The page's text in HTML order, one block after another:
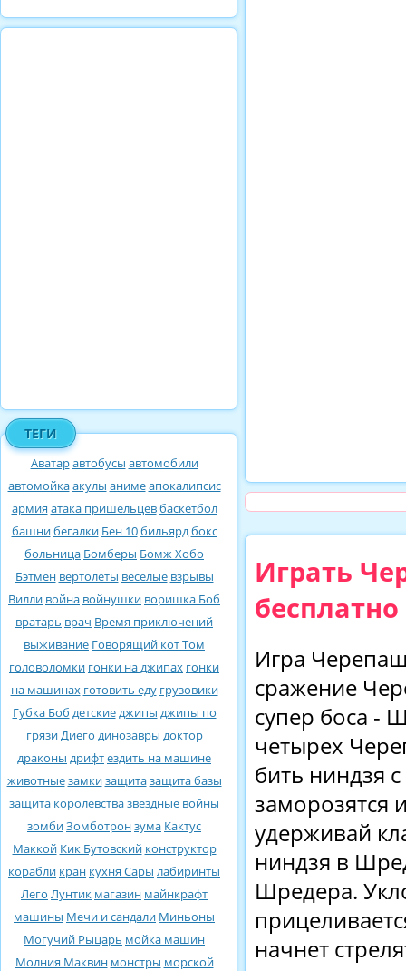
ТЕГИ
Аватаравтобусы автомобили
автомойкаакулы анимеапокалипсис
армия атака пришельцевбаскетбол
башнибегалки Бен 10бильярдбокс
больница Бомберы Бомж Хобо
Бэтмен вертолеты веселые взрывы
Вилли война войнушки воришка Боб
вратарь врач Время приключений
выживание Говорящий кот Том
головоломки гонки на джипах гонки
на машинах готовить еду грузовики
Губка Боб детскиеджипы джипы по
грязиДиего динозавры доктор
драконы дрифтездить на машине
животныезамкизащитазащита базы
защита королевствазвездные войны
зомбиЗомботронзума Кактус
Маккой Кик Бутовский конструктор
корабли кран кухня Сары лабиринты
Лего Лунтик магазин майнкрафт
машины Мечи и сандали Миньоны
Могучий Рыцарь мойка машин
Молния Маквин монстры морской
Играть
Игра
сражение
супер боса -
четырех
бить ниндзя
заморозятся
удерживай
ниндзя в
Шредера.
начнет